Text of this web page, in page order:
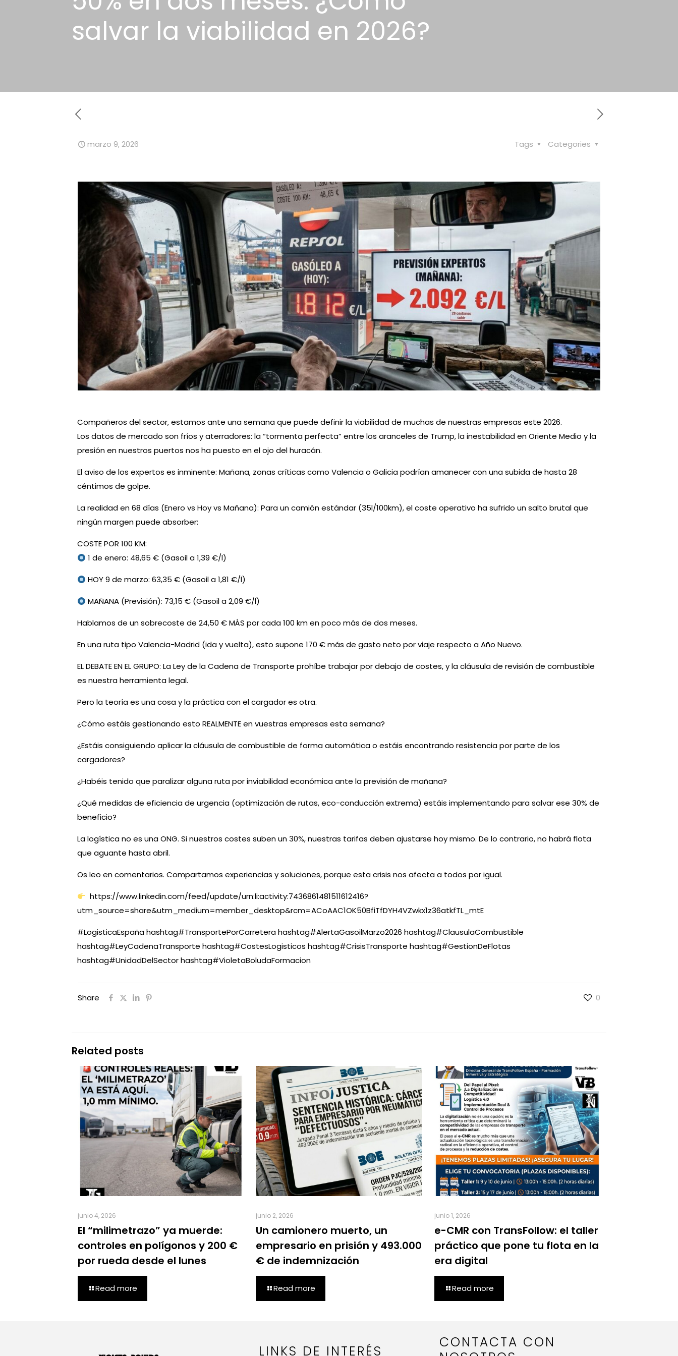
salvar la viabilidad en 2026?
marzo 9, 2026 Categories
Tags
Compañeros del sector, estamos ante una semana que puede definir la viabilidad de muchas de nuestras empresas este 2026.
Los datos de mercado son fríos y aterradores: la “tormenta perfecta” entre los aranceles de Trump, la inestabilidad en Oriente Medio y la
presión en nuestros puertos nos ha puesto en el ojo del huracán.
El aviso de los expertos es inminente: Mañana, zonas críticas como Valencia o Galicia podrían amanecer con una subida de hasta 28
céntimos de golpe.
La realidad en 68 días (Enero vs Hoy vs Mañana): Para un camión estándar (35l/100km), el coste operativo ha sufrido un salto brutal que
ningún margen puede absorber:
COSTE POR 100 KM:
1 de enero: 48,65 € (Gasoil a 1,39 €/l)
HOY 9 de marzo: 63,35 € (Gasoil a 1,81 €/l)
MAÑANA (Previsión): 73,15 € (Gasoil a 2,09 €/l)
Hablamos de un sobrecoste de 24,50 € MÁS por cada 100 km en poco más de dos meses.
En una ruta tipo Valencia-Madrid (ida y vuelta), esto supone 170 € más de gasto neto por viaje respecto a Año Nuevo.
EL DEBATE EN EL GRUPO: La Ley de la Cadena de Transporte prohíbe trabajar por debajo de costes, y la cláusula de revisión de combustible
es nuestra herramienta legal.
Pero la teoría es una cosa y la práctica con el cargador es otra.
¿Cómo estáis gestionando esto REALMENTE en vuestras empresas esta semana?
¿Estáis consiguiendo aplicar la cláusula de combustible de forma automática o estáis encontrando resistencia por parte de los
cargadores?
¿Habéis tenido que paralizar alguna ruta por inviabilidad económica ante la previsión de mañana?
¿Qué medidas de eficiencia de urgencia (optimización de rutas, eco-conducción extrema) estáis implementando para salvar ese 30% de
beneficio?
La logística no es una ONG. Si nuestros costes suben un 30%, nuestras tarifas deben ajustarse hoy mismo. De lo contrario, no habrá flota
que aguante hasta abril.
Os leo en comentarios. Compartamos experiencias y soluciones, porque esta crisis nos afecta a todos por igual.
https://www.linkedin.com/feed/update/urn:li:activity:7436861481511612416?
utm_source=share&utm_medium=member_desktop&rcm=ACoAAC1OK50BfiTfDYH4VZwkx1z36atkfTL_mtE
#LogisticaEspaña hashtag#TransportePorCarretera hashtag#AlertaGasoilMarzo2026 hashtag#ClausulaCombustible
hashtag#LeyCadenaTransporte hashtag#CostesLogisticos hashtag#CrisisTransporte hashtag#GestionDeFlotas
hashtag#UnidadDelSector hashtag#VioletaBoludaFormacion
Share 0
Related posts
junio 4, 2026
El “milimetrazo” ya muerde:
controles en polígonos y 200 €
por rueda desde el lunes
Read more
junio 2, 2026
Un camionero muerto, un
empresario en prisión y 493.000
€ de indemnización
Read more
junio 1, 2026
e-CMR con TransFollow: el taller
práctico que pone tu flota en la
era digital
Read more
LINKS DE INTERÉS
CONTACTA CON